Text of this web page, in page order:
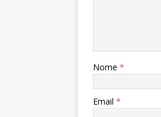
Nome *
Email *